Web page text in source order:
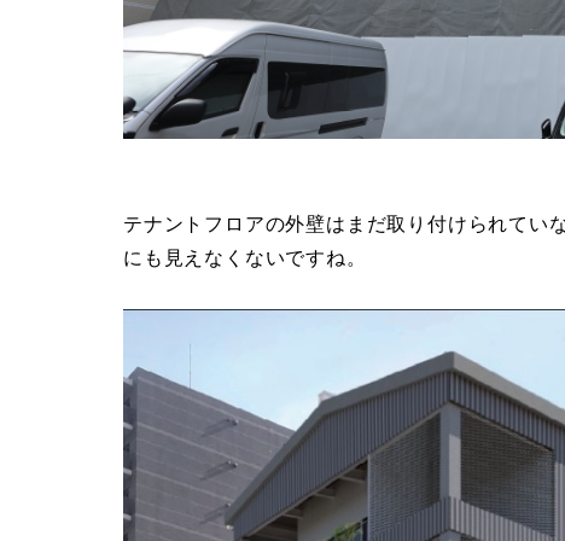
テナントフロアの外壁はまだ取り付けられてい
にも見えなくないですね。